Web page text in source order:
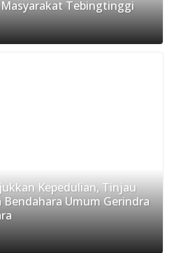
Tebingtinggi
Kepedulian, Tinjau
Umum Gerindra